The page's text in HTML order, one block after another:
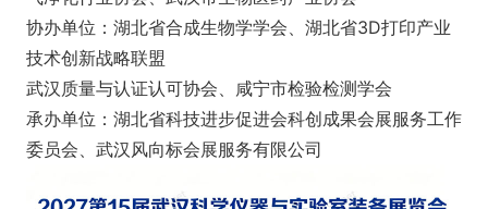
协办单位：湖北省合成生物学学会、湖北省3D打印产业
技术创新战略联盟
武汉质量与认证认可协会、咸宁市检验检测学会
承办单位：湖北省科技进步促进会科创成果会展服务工作
委员会、武汉风向标会展服务有限公司